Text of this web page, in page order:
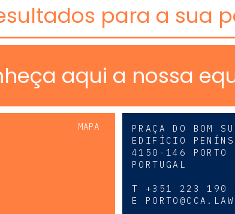
para a sua
aqui a nossa
MAPA
PRAÇA DO BOM
EDIFÍCIO
4150-146 PORTO
PORTUGAL
T +351 223 190
E PORTO@CCA.LAW